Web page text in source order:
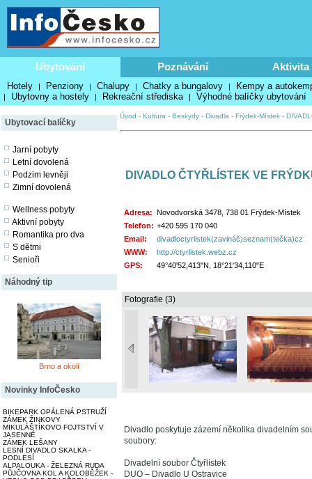
Ubytování Poznávání Aktivita
Hotely | Penziony | Chalupy | Chatky a bungalovy | Kempy a
| Ubytovny a hostely | Rekreační střediska | Výhodné balíčky ubytování
Ubytovací balíčky
Jarní pobyty
Letní dovolená
Podzim levněji
Zimní dovolená
Wellness pobyty
Aktivní pobyty
Romantika pro dva
S dětmi
Senioři
Náhodný tip
Brno a okolí
Novinky InfoČesko
BIKEPARK OPÁLENÁ PSTRUŽÍ
ZÁMEK ŽINKOVY
MIKULÁŠTÍKOVO FOJTSTVÍ V
JASENNÉ
ZÁMEK LEŠANY
LESNÍ DIVADLO SKALKA -
PODLESÍ
ALPALOUKA - ŽELEZNÁ RUDA
PŮJČOVNA KOL A KOLOBĚŽEK -
Úvod - Kultura - Beskydy - Divadla - Frýdek-Místek -
DIVADLO ČTYŘLÍSTEK VE
Adresa: Novodvorská 3478, 738 01 Frýdek-Místek
Telefon: +420 595 170 040
Email:
divadloctyrlistek(zavináč)seznam(tečka)cz
WWW:
http://ctyrlistek.webz.cz
GPS:
49°40'52,413"N, 18°21'34,110"E
Fotografie (3)
Divadlo poskytuje zázemí několika divadelním
soubory:
Divadelní soubor Čtyřlístek
DUO – Divadlo U Ostravice